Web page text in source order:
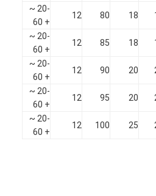
18
80
12
-20 ~
+ 60
18
85
12
-20 ~
+ 60
20
90
12
-20 ~
+ 60
20
95
12
-20 ~
+ 60
25
100
12
-20 ~
+ 60